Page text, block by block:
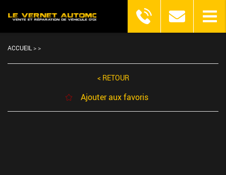
ACCUEIL >>
< RETOUR
Ajouter aux favoris